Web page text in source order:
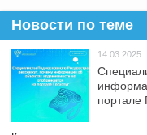
Новости по теме
14.03.2025
портале